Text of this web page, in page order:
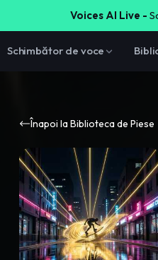
Voices AI Live -
Schimbător de voce
Înapoi la Biblioteca de Piese